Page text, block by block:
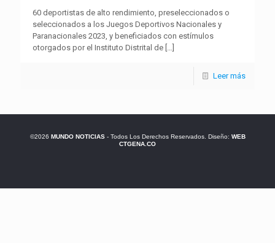
60 deportistas de alto rendimiento, preseleccionados o
seleccionados a los Juegos Deportivos Nacionales y
Paranacionales 2023, y beneficiados con estímulos
otorgados por el Instituto Distrital de […]
Leer más
©2026 MUNDO NOTICIAS- Todos Los Derechos Reservados. Diseño: WEB
CTGENA.CO